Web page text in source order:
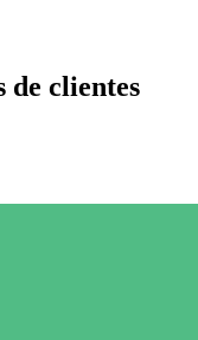
de clientes